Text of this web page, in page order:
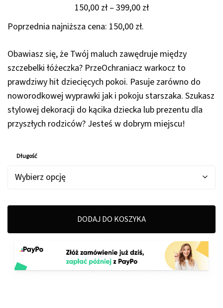
150,00 zł – 399,00 złZakres
150,00 zł
do
399,00 zł
Poprzednia najniższa cena: 150,00 zł.
Obawiasz się, że Twój maluch zawędruje między
szczebelki łóżeczka? PrzeOchraniacz warkocz to
prawdziwy hit dziecięcych pokoi. Pasuje zarówno do
noworodkowej wyprawki jak i pokoju starszaka. Szukasz
stylowej dekoracji do kącika dziecka lub prezentu dla
przyszłych rodziców? Jesteś w dobrym miejscu!
Długość
DODAJ DO KOSZYKA